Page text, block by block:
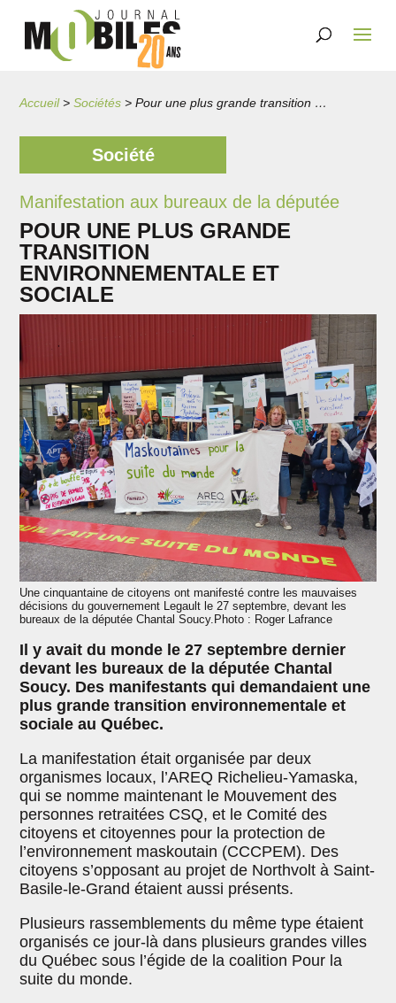
Accueil>Sociétés > Pour une plus grande transition environnementale et sociale
Société
Manifestation aux bureaux de la députée
POUR UNE PLUS GRANDE
TRANSITION
ENVIRONNEMENTALE ET
SOCIALE
Une cinquantaine de citoyens ont manifesté contre les mauvaises
décisions du gouvernement Legault le 27 septembre, devant les
bureaux de la députée Chantal Soucy.Photo : Roger Lafrance
Il y avait du monde le 27 septembre dernier
devant les bureaux de la députée Chantal
Soucy. Des manifestants qui demandaient une
plus grande transition environnementale et
sociale au Québec.
La manifestation était organisée par deux
organismes locaux, l’AREQ Richelieu-Yamaska,
qui se nomme maintenant le Mouvement des
personnes retraitées CSQ, et le Comité des
citoyens et citoyennes pour la protection de
l’environnement maskoutain (CCCPEM). Des
citoyens s’opposant au projet de Northvolt à Saint-
Basile-le-Grand étaient aussi présents.
Plusieurs rassemblements du même type étaient
organisés ce jour-là dans plusieurs grandes villes
du Québec sous l’égide de la coalition Pour la
suite du monde.